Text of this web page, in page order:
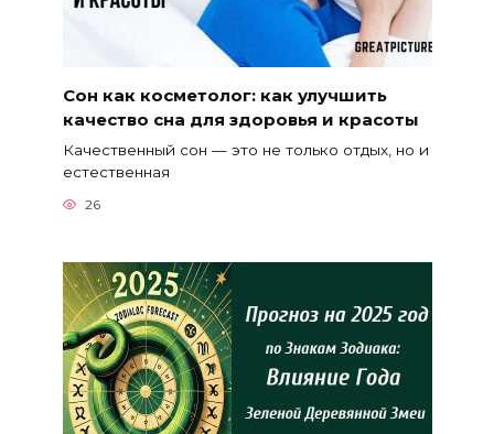
Сон как косметолог: как улучшить
качество сна для здоровья и красоты
Качественный сон — это не только отдых, но и
естественная
26